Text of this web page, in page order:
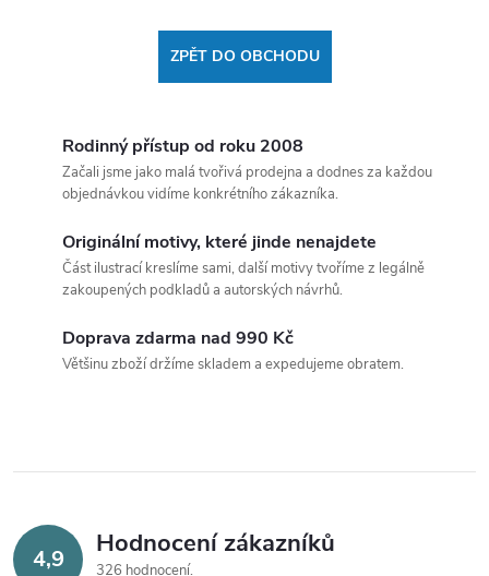
ZPĚT DO OBCHODU
Rodinný přístup od roku 2008
Začali jsme jako malá tvořivá prodejna a dodnes za každou
objednávkou vidíme konkrétního zákazníka.
Originální motivy, které jinde nenajdete
Část ilustrací kreslíme sami, další motivy tvoříme z legálně
zakoupených podkladů a autorských návrhů.
Doprava zdarma nad 990 Kč
Většinu zboží držíme skladem a expedujeme obratem.
4,9 Hodnocení zákazníků
326 hodnocení